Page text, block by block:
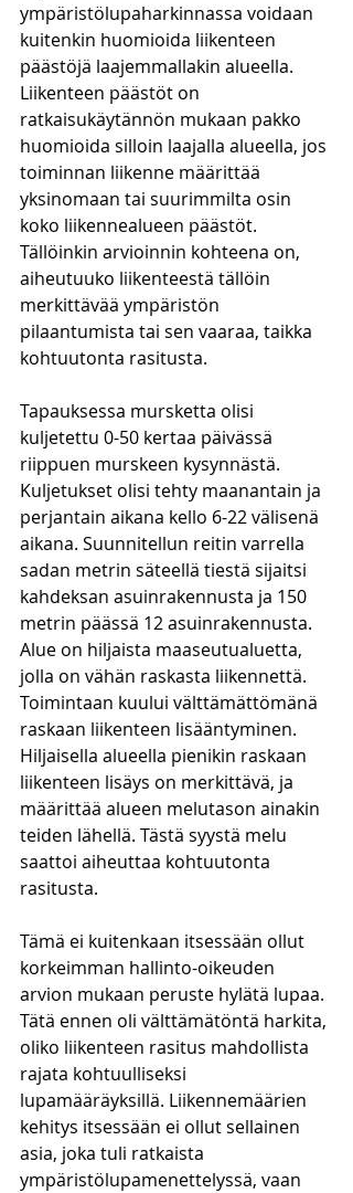
ympäristölupaharkinnassa voidaan
kuitenkin huomioida liikenteen
päästöjä laajemmallakin alueella.
Liikenteen päästöt on
ratkaisukäytännön mukaan pakko
huomioida silloin laajalla alueella, jos
toiminnan liikenne määrittää
yksinomaan tai suurimmilta osin
koko liikennealueen päästöt.
Tällöinkin arvioinnin kohteena on,
aiheutuuko liikenteestä tällöin
merkittävää ympäristön
pilaantumista tai sen vaaraa, taikka
kohtuutonta rasitusta.
Tapauksessa mursketta olisi
kuljetettu 0-50 kertaa päivässä
riippuen murskeen kysynnästä.
Kuljetukset olisi tehty maanantain ja
perjantain aikana kello 6-22 välisenä
aikana. Suunnitellun reitin varrella
sadan metrin säteellä tiestä sijaitsi
kahdeksan asuinrakennusta ja 150
metrin päässä 12 asuinrakennusta.
Alue on hiljaista maaseutualuetta,
jolla on vähän raskasta liikennettä.
Toimintaan kuului välttämättömänä
raskaan liikenteen lisääntyminen.
Hiljaisella alueella pienikin raskaan
liikenteen lisäys on merkittävä, ja
määrittää alueen melutason ainakin
teiden lähellä. Tästä syystä melu
saattoi aiheuttaa kohtuutonta
rasitusta.
Tämä ei kuitenkaan itsessään ollut
korkeimman hallinto-oikeuden
arvion mukaan peruste hylätä lupaa.
Tätä ennen oli välttämätöntä harkita,
oliko liikenteen rasitus mahdollista
rajata kohtuulliseksi
lupamääräyksillä. Liikennemäärien
kehitys itsessään ei ollut sellainen
asia, joka tuli ratkaista
ympäristölupamenettelyssä, vaan